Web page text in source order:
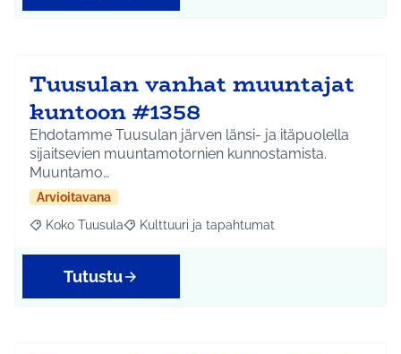
Tuusulan vanhat muuntajat
kuntoon #1358
Ehdotamme Tuusulan järven länsi- ja itäpuolella
sijaitsevien muuntamotornien kunnostamista.
Muuntamo…
Arvioitavana
Rajaa tulokset aihepiirin mukaan: Koko Tuusula
Koko Tuusula Rajaa tulokset teeman mukaan: Kulttuuri ja
Kulttuuri ja tapahtumat
Tutustu